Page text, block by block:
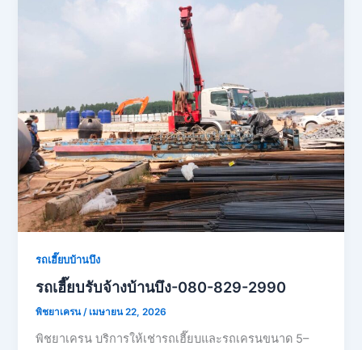
รถเฮี๊ยบบ้านบึง
รถเฮี๊ยบรับจ้างบ้านบึง-080-829-2990
พิชยาเครน/ เมษายน 22, 2026
พิชยาเครน บริการให้เช่ารถเฮี๊ยบและรถเครนขนาด 5–